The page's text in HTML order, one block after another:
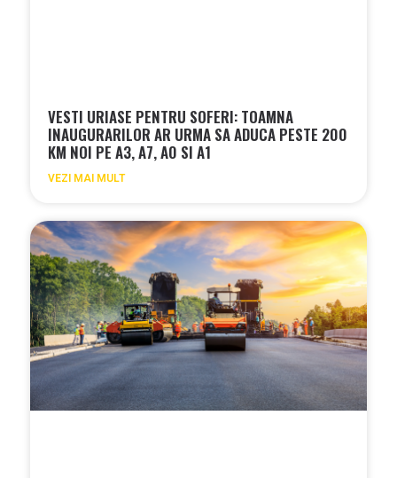
VESTI URIASE PENTRU SOFERI: TOAMNA
INAUGURARILOR AR URMA SA ADUCA PESTE 200
KM NOI PE A3, A7, A0 SI A1
VEZI MAI MULT